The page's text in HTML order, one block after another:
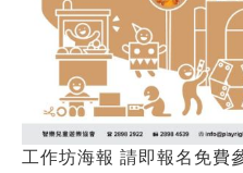
工作坊海報 請即報名免費